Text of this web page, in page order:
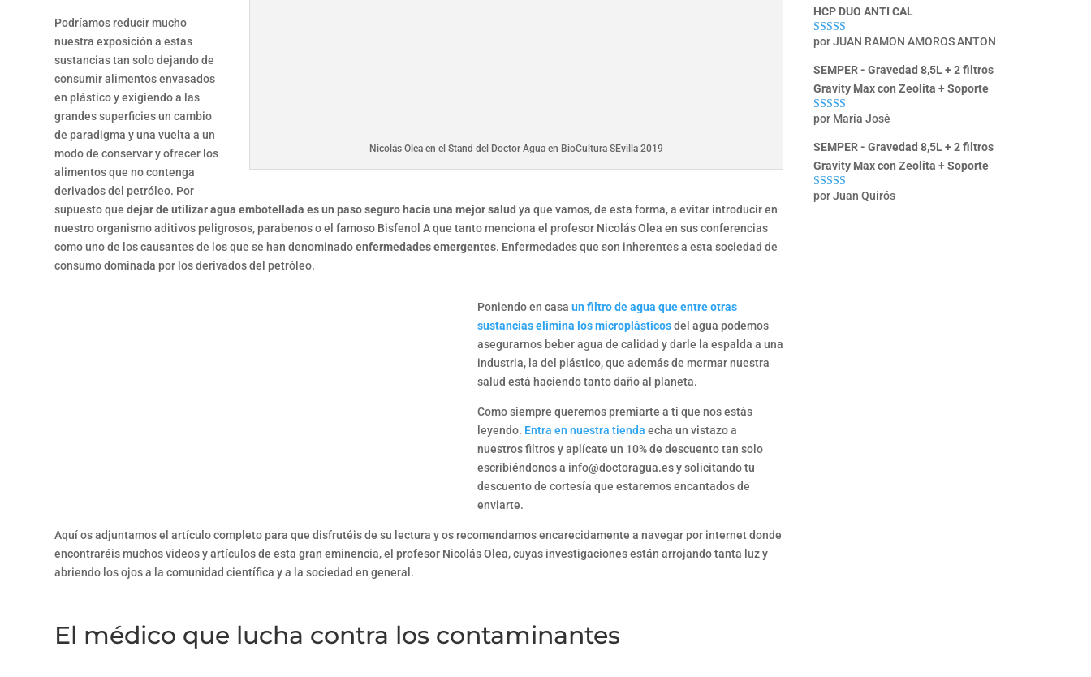
Nicolás Olea en el Stand del Doctor Agua en BioCultura SEvilla 2019
Podríamos reducir mucho
nuestra exposición a estas
sustancias tan solo dejando de
consumir alimentos envasados
en plástico y exigiendo a las
grandes superficies un cambio
de paradigma y una vuelta a un
modo de conservar y ofrecer los
alimentos que no contenga
derivados del petróleo. Por
supuesto quedejar de utilizar agua embotellada es un paso seguro hacia una mejor salud ya que vamos, de esta forma, a evitar introducir en
nuestro organismo aditivos peligrosos, parabenos o el famoso Bisfenol A que tanto menciona el profesor Nicolás Olea en sus conferencias
como uno de los causantes de los que se han denominadoenfermedades emergentes. Enfermedades que son inherentes a esta sociedad de
consumo dominada por los derivados del petróleo.
Poniendo en casa un filtro de agua que entre otras
sustancias elimina los microplásticos del agua podemos
asegurarnos beber agua de calidad y darle la espalda a una
industria, la del plástico, que además de mermar nuestra
salud está haciendo tanto daño al planeta.
Como siempre queremos premiarte a ti que nos estás
leyendo. Entra en nuestra tienda echa un vistazo a
nuestros filtros y aplícate un 10% de descuento tan solo
escribiéndonos a info@doctoragua.es y solicitando tu
descuento de cortesía que estaremos encantados de
enviarte.
Aquí os adjuntamos el artículo completo para que disfrutéis de su lectura y os recomendamos encarecidamente a navegar por internet donde
encontraréis muchos videos y artículos de esta gran eminencia, el profesor Nicolás Olea, cuyas investigaciones están arrojando tanta luz y
abriendo los ojos a la comunidad científica y a la sociedad en general.
El médico que lucha contra los contaminantes
HCP DUO ANTI CAL
Valorado con
por JUAN RAMON AMOROS ANTON
SEMPER - Gravedad 8,5L + 2 filtros
Gravity Max con Zeolita + Soporte
Valorado con
por María José
SEMPER - Gravedad 8,5L + 2 filtros
Gravity Max con Zeolita + Soporte
Valorado con
por Juan Quirós